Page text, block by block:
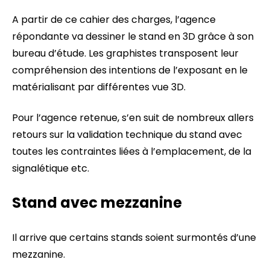
A partir de ce cahier des charges, l’agence
répondante va dessiner le stand en 3D grâce à son
bureau d’étude. Les graphistes transposent leur
compréhension des intentions de l’exposant en le
matérialisant par différentes vue 3D.
Pour l’agence retenue, s’en suit de nombreux allers
retours sur la validation technique du stand avec
toutes les contraintes liées à l’emplacement, de la
signalétique etc.
Stand avec mezzanine
Il arrive que certains stands soient surmontés d’une
mezzanine.